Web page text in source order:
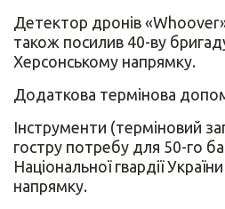
Детектор дронів
також посилив 40-ву
Херсонському напрямку.
Додаткова термінова
Інструменти (терміновий
гостру потребу для 50-го
Національної гвардії
напрямку.